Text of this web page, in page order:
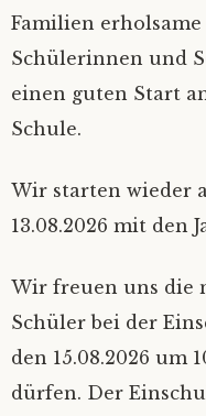
Impressum
Downloads
Familien
Schülerinnen und
einen guten Start
Schule.
Wir starten wieder
13.08.2026 mit den
Wir freuen uns die
Schüler bei der
den 15.08.2026 um
dürfen. Der